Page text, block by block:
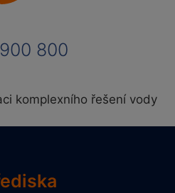
800
komplexního řešení vody